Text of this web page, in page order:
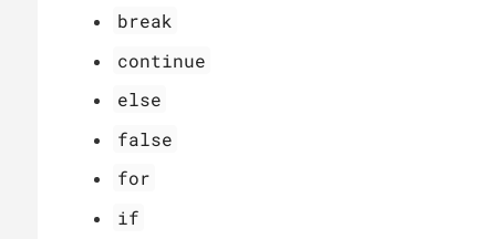
break
continue
else
false
for
if